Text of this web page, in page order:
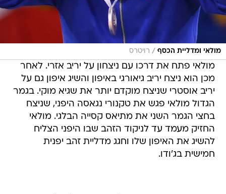
מולאי ומדליית הכסף / רויטרס
מולאי פתח את דרכו עם ניצחון על יריב אזרי. לאחר
מכן הוא ניצח יריב גיאורגי באיפון והשיג איפון גם על
יריב אוסטרי שניצח מוקדם יותר את שגיא מוקי. בגמר
הגדול מולאי פגש את טקנורי נגאסה היפני, שניצח
בחצי הגמר השני את מתיאס קסייה הבלגי. מולאי
החזיק מעמד עד לניקוד הזהב שבו היפני הצליח
להשיג את האיפון שלו וחגג מדליית זהב יפנית
חמישית בג'ודו.